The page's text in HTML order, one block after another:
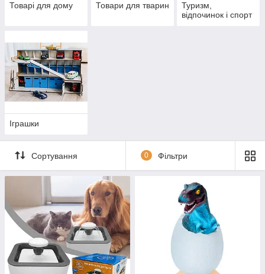
Товарі для дому Товари для тварин
Туризм,
відпочинок і спорт
Іграшки
Сортування 0 Фільтри